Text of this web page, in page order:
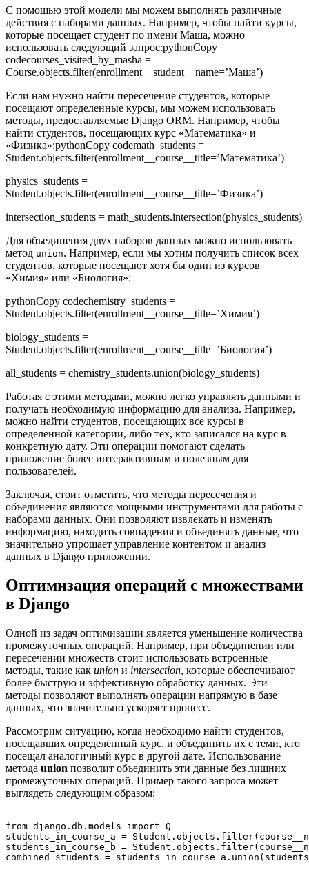
С помощью этой модели мы можем выполнять различные
действия с наборами данных. Например, чтобы найти курсы,
которые посещает студент по имени Маша, можно
использовать следующий запрос:pythonCopy
codecourses_visited_by_masha =
Course.objects.filter(enrollment__student__name=’Маша’)
Если нам нужно найти пересечение студентов, которые
посещают определенные курсы, мы можем использовать
методы, предоставляемые Django ORM. Например, чтобы
найти студентов, посещающих курс «Математика» и
«Физика»:pythonCopy codemath_students =
Student.objects.filter(enrollment__course__title=’Математика’)
physics_students =
Student.objects.filter(enrollment__course__title=’Физика’)
intersection_students = math_students.intersection(physics_students)
Для объединения двух наборов данных можно использовать
метод union. Например, если мы хотим получить список всех
студентов, которые посещают хотя бы один из курсов
«Химия» или «Биология»:
pythonCopy codechemistry_students =
Student.objects.filter(enrollment__course__title=’Химия’)
biology_students =
Student.objects.filter(enrollment__course__title=’Биология’)
all_students = chemistry_students.union(biology_students)
Работая с этими методами, можно легко управлять данными и
получать необходимую информацию для анализа. Например,
можно найти студентов, посещающих все курсы в
определенной категории, либо тех, кто записался на курс в
конкретную дату. Эти операции помогают сделать
приложение более интерактивным и полезным для
пользователей.
Заключая, стоит отметить, что методы пересечения и
объединения являются мощными инструментами для работы с
наборами данных. Они позволяют извлекать и изменять
информацию, находить совпадения и объединять данные, что
значительно упрощает управление контентом и анализ
данных в Django приложении.
Оптимизация операций с множествами
в Django
Одной из задач оптимизации является уменьшение количества
промежуточных операций. Например, при объединении или
пересечении множеств стоит использовать встроенные
методы, такие как union и intersection, которые обеспечивают
более быструю и эффективную обработку данных. Эти
методы позволяют выполнять операции напрямую в базе
данных, что значительно ускоряет процесс.
Рассмотрим ситуацию, когда необходимо найти студентов,
посещавших определенный курс, и объединить их с теми, кто
посещал аналогичный курс в другой дате. Использование
метода union позволит объединить эти данные без лишних
промежуточных операций. Пример такого запроса может
выглядеть следующим образом:
from django.db.models import Q
students_in_course_a =
students_in_course_b =